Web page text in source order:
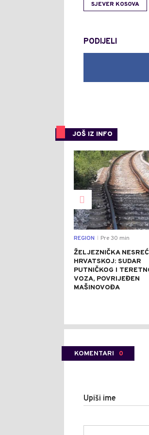
SJEVER KOSOVA
PODIJELI
JOŠ IZ INFO
REGION Pre 30 min
ŽELJEZNIČKA
HRVATSKOJ: SUDAR
PUTNIČKOG I
VOZA, POVRIJEĐEN
MAŠINOVOĐA
KOMENTARI 0
Upiši ime